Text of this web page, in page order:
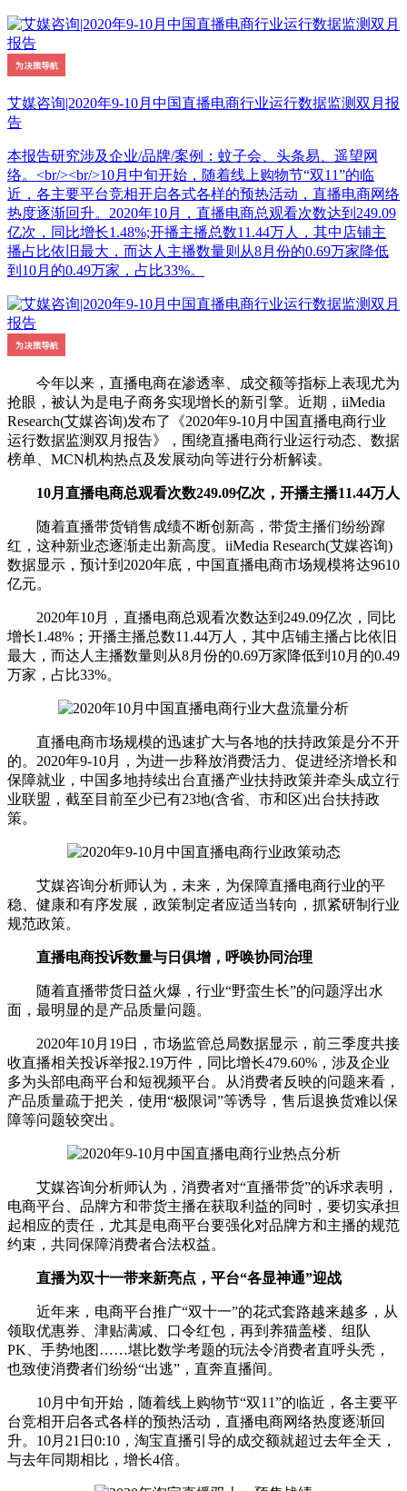
艾媒咨询|2020年9-10月中国直播电商行业运行数据监测双月报
告
本报告研究涉及企业/品牌/案例：蚊子会、头条易、遥望网
络。<br/><br/>10月中旬开始，随着线上购物节“双11”的临
近，各主要平台竞相开启各式各样的预热活动，直播电商网络
热度逐渐回升。2020年10月，直播电商总观看次数达到249.09
亿次，同比增长1.48%;开播主播总数11.44万人，其中店铺主
播占比依旧最大，而达人主播数量则从8月份的0.69万家降低
到10月的0.49万家，占比33%。
今年以来，直播电商在渗透率、成交额等指标上表现尤为
抢眼，被认为是电子商务实现增长的新引擎。近期，iiMedia
Research(艾媒咨询)发布了《2020年9-10月中国直播电商行业
运行数据监测双月报告》，围绕直播电商行业运行动态、数据
榜单、MCN机构热点及发展动向等进行分析解读。
10月直播电商总观看次数249.09亿次，开播主播11.44万人
随着直播带货销售成绩不断创新高，带货主播们纷纷蹿
红，这种新业态逐渐走出新高度。iiMedia Research(艾媒咨询)
数据显示，预计到2020年底，中国直播电商市场规模将达9610
亿元。
2020年10月，直播电商总观看次数达到249.09亿次，同比
增长1.48%；开播主播总数11.44万人，其中店铺主播占比依旧
最大，而达人主播数量则从8月份的0.69万家降低到10月的0.49
万家，占比33%。
直播电商市场规模的迅速扩大与各地的扶持政策是分不开
的。2020年9-10月，为进一步释放消费活力、促进经济增长和
保障就业，中国多地持续出台直播产业扶持政策并牵头成立行
业联盟，截至目前至少已有23地(含省、市和区)出台扶持政
策。
艾媒咨询分析师认为，未来，为保障直播电商行业的平
稳、健康和有序发展，政策制定者应适当转向，抓紧研制行业
规范政策。
直播电商投诉数量与日俱增，呼唤协同治理
随着直播带货日益火爆，行业“野蛮生长”的问题浮出水
面，最明显的是产品质量问题。
2020年10月19日，市场监管总局数据显示，前三季度共接
收直播相关投诉举报2.19万件，同比增长479.60%，涉及企业
多为头部电商平台和短视频平台。从消费者反映的问题来看，
产品质量疏于把关，使用“极限词”等诱导，售后退换货难以保
障等问题较突出。
艾媒咨询分析师认为，消费者对“直播带货”的诉求表明，
电商平台、品牌方和带货主播在获取利益的同时，要切实承担
起相应的责任，尤其是电商平台要强化对品牌方和主播的规范
约束，共同保障消费者合法权益。
直播为双十一带来新亮点，平台“各显神通”迎战
近年来，电商平台推广“双十一”的花式套路越来越多，从
领取优惠券、津贴满减、口令红包，再到养猫盖楼、组队
PK、手势地图……堪比数学考题的玩法令消费者直呼头秃，
也致使消费者们纷纷“出逃”，直奔直播间。
10月中旬开始，随着线上购物节“双11”的临近，各主要平
台竞相开启各式各样的预热活动，直播电商网络热度逐渐回
升。10月21日0:10，淘宝直播引导的成交额就超过去年全天，
与去年同期相比，增长4倍。